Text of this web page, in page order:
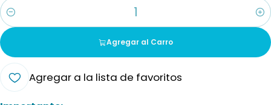
Cantidad
Agregar al Carro
Agregar a la lista de favoritos